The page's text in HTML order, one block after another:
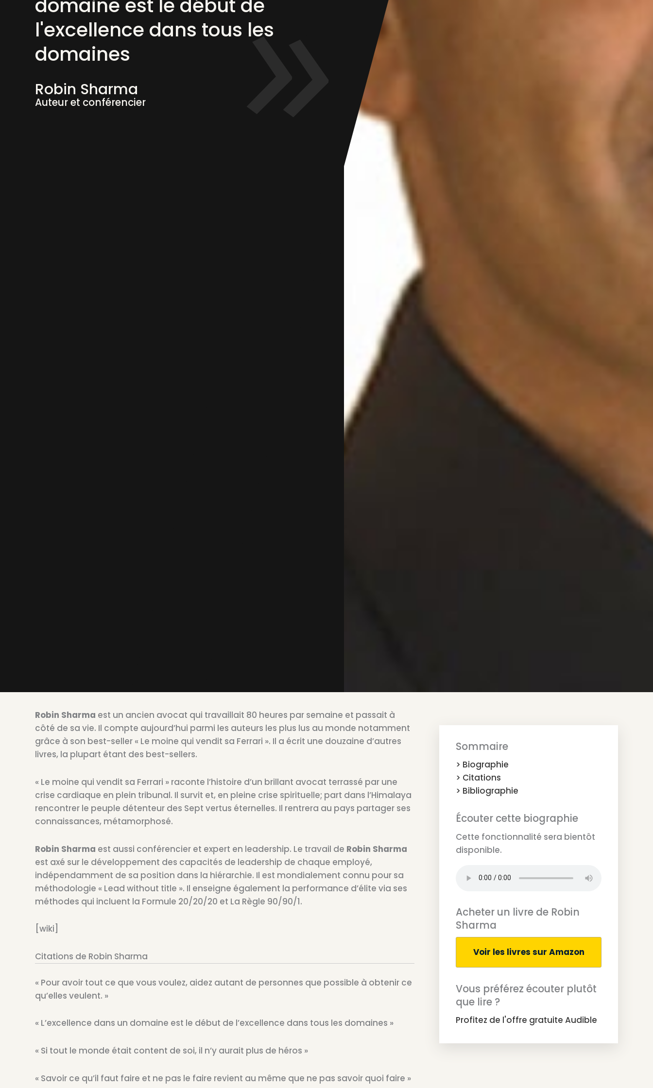
domaine est le début de
l'excellence dans tous les
domaines
Robin Sharma
Auteur et conférencier
Robin Sharma est un ancien avocat qui travaillait 80 heures par semaine et passait à
côté de sa vie. Il compte aujourd’hui parmi les auteurs les plus lus au monde notamment
grâce à son best-seller « Le moine qui vendit sa Ferrari ». Il a écrit une douzaine d’autres
livres, la plupart étant des best-sellers.
« Le moine qui vendit sa Ferrari » raconte l’histoire d’un brillant avocat terrassé par une
crise cardiaque en plein tribunal. Il survit et, en pleine crise spirituelle; part dans l’Himalaya
rencontrer le peuple détenteur des Sept vertus éternelles. Il rentrera au pays partager ses
connaissances, métamorphosé.
Robin Sharma est aussi conférencier et expert en leadership. Le travail de Robin Sharma
est axé sur le développement des capacités de leadership de chaque employé,
indépendamment de sa position dans la hiérarchie. Il est mondialement connu pour sa
méthodologie « Lead without title ». Il enseigne également la performance d’élite via ses
méthodes qui incluent la Formule 20/20/20 et La Règle 90/90/1.
[wiki]
Citations de Robin Sharma
« Pour avoir tout ce que vous voulez, aidez autant de personnes que possible à obtenir ce
qu’elles veulent. »
« L’excellence dans un domaine est le début de l’excellence dans tous les domaines »
« Si tout le monde était content de soi, il n’y aurait plus de héros »
« Savoir ce qu’il faut faire et ne pas le faire revient au même que ne pas savoir quoi faire »
Sommaire
> Biographie
> Citations
> Bibliographie
Écouter cette biographie
Cette fonctionnalité sera bientôt
disponible.
Acheter un livre de Robin
Sharma
Voir les livres sur Amazon
Vous préférez écouter plutôt
que lire ?
Profitez de l'offre gratuite Audible